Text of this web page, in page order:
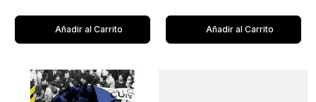
Añadir al Carrito Añadir al Carrito